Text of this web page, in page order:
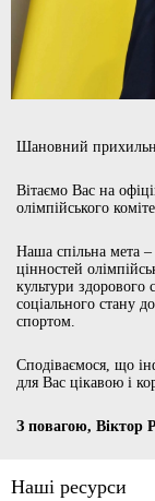
Шановний
Вітаємо Вас на
олімпійського
Наша спільна мета
цінностей
культури здорового
соціального стану
спортом.
Сподіваємося, що
для Вас цікавою і
З повагою, Віктор
Наші ресурси